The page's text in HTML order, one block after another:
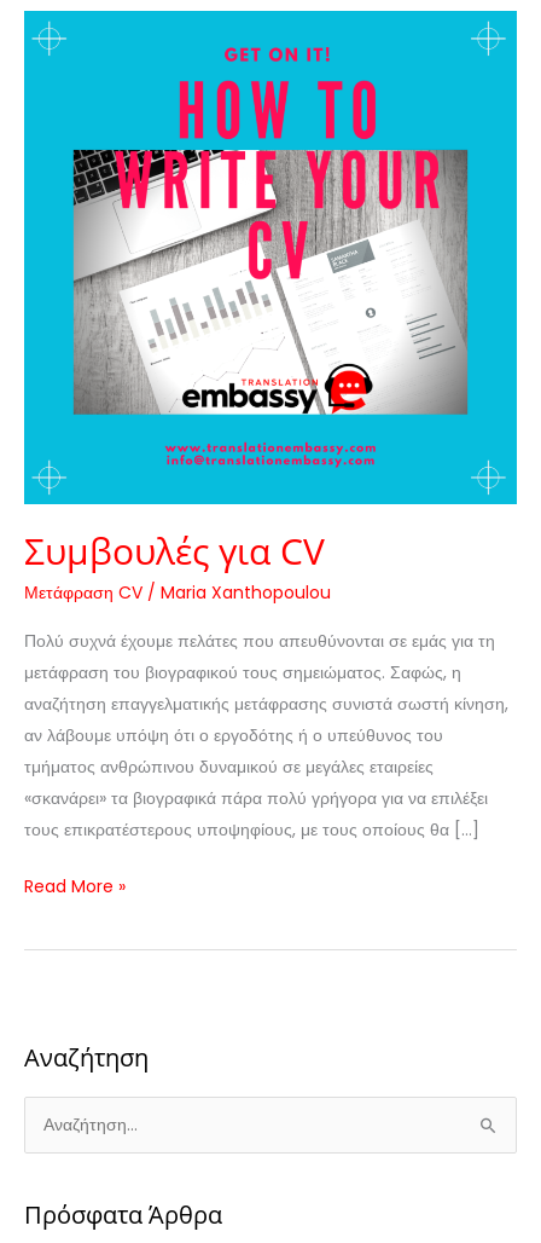
Συμβουλές για CV
Μετάφραση CV / Maria Xanthopoulou
Πολύ συχνά έχουμε πελάτες που απευθύνονται σε εμάς για τη
μετάφραση του βιογραφικού τους σημειώματος. Σαφώς, η
αναζήτηση επαγγελματικής μετάφρασης συνιστά σωστή κίνηση,
αν λάβουμε υπόψη ότι ο εργοδότης ή ο υπεύθυνος του
τμήματος ανθρώπινου δυναμικού σε μεγάλες εταιρείες
«σκανάρει» τα βιογραφικά πάρα πολύ γρήγορα για να επιλέξει
τους επικρατέστερους υποψηφίους, με τους οποίους θα […]
Συμβουλές
για
Read More »
Αναζήτηση
ν
ζΠρόσφατα Άρθρα